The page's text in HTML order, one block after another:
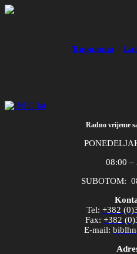
Ћирилица
Radno vrijeme
08:00 –
SUBOTOM:
Tel: +382
Fax: +382
E-mail: biblhn